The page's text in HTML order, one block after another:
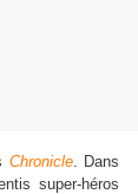
Chronicle. Dans
super-héros